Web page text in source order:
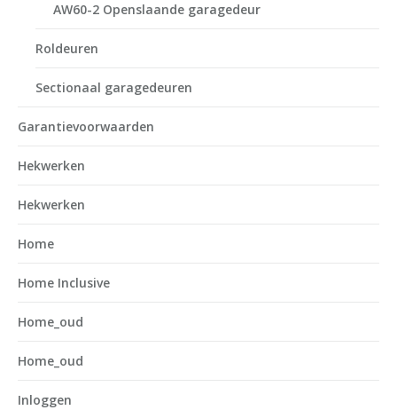
AW60-2 Openslaande garagedeur
Roldeuren
Sectionaal garagedeuren
Garantievoorwaarden
Hekwerken
Hekwerken
Home
Home Inclusive
Home_oud
Home_oud
Inloggen